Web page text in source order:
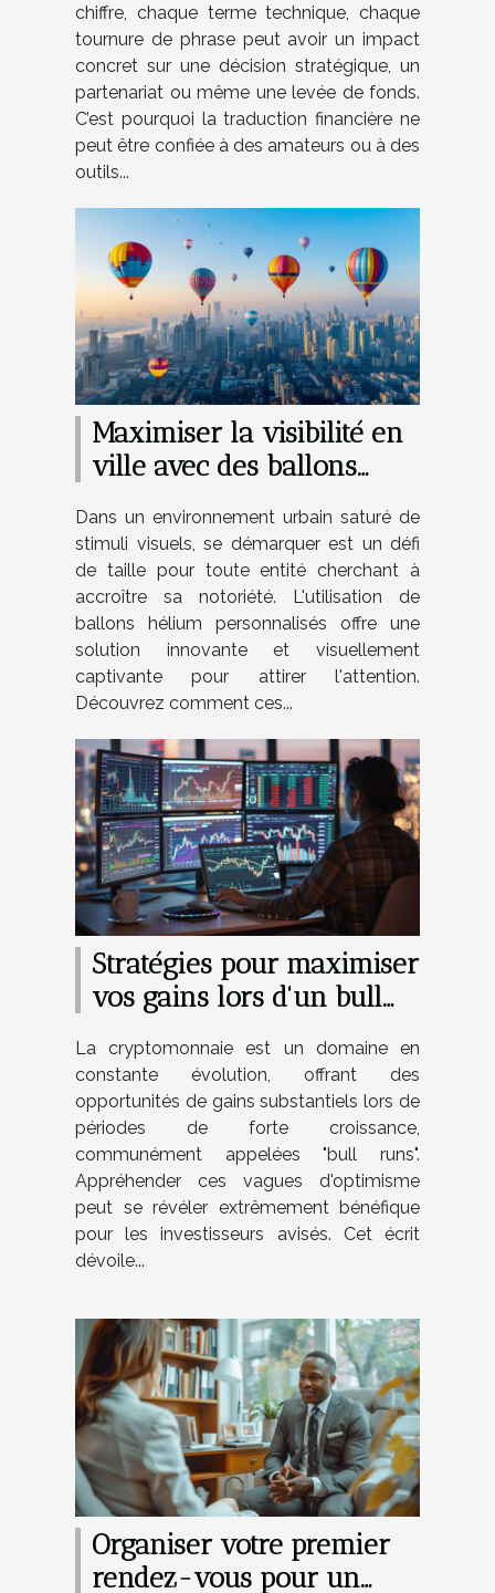
chiffre, chaque terme technique, chaque
tournure de phrase peut avoir un impact
concret sur une décision stratégique, un
partenariat ou même une levée de fonds.
C’est pourquoi la traduction financière ne
peut être confiée à des amateurs ou à des
outils...
Maximiser la visibilité en
ville avec des ballons
Dans un environnement urbain saturé de
stimuli visuels, se démarquer est un défi
de taille pour toute entité cherchant à
accroître sa notoriété. L'utilisation de
ballons hélium personnalisés offre une
solution innovante et visuellement
captivante pour attirer l'attention.
Découvrez comment ces...
Stratégies pour maximiser
vos gains lors d'un bull
La cryptomonnaie est un domaine en
constante évolution, offrant des
opportunités de gains substantiels lors de
périodes de forte croissance,
communément appelées "bull runs".
Appréhender ces vagues d'optimisme
peut se révéler extrêmement bénéfique
pour les investisseurs avisés. Cet écrit
dévoile...
Organiser votre premier
rendez-vous pour un